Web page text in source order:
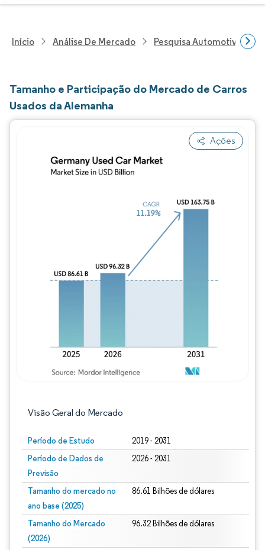
Início Análise De Mercado Pesquisa Automotiva
Tamanho e Participação do Mercado de Carros
Usados da Alemanha
Ações
Visão Geral do Mercado
Período de Estudo 2019 - 2031
Período de Dados de
Previsão
2026 - 2031
Tamanho do mercado no
ano base (2025)
86.61 Bilhões de dólares
Tamanho do Mercado
(2026)
96.32 Bilhões de dólares
Imagem © Mordor Intelligence. O reuso